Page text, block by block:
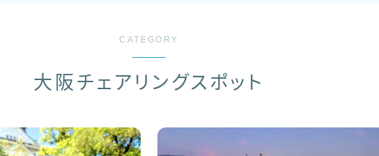
CATEGORY
大阪チェアリングスポット